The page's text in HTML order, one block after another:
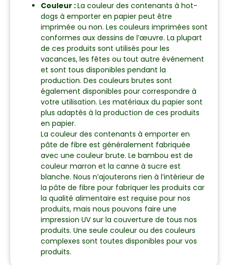
Couleur :La couleur des contenants à hot-
dogs à emporter en papier peut être
imprimée ou non. Les couleurs imprimées sont
conformes aux dessins de l’œuvre. La plupart
de ces produits sont utilisés pour les
vacances, les fêtes ou tout autre événement
et sont tous disponibles pendant la
production. Des couleurs brutes sont
également disponibles pour correspondre à
votre utilisation. Les matériaux du papier sont
plus adaptés à la production de ces produits
en papier.
La couleur des contenants à emporter en
pâte de fibre est généralement fabriquée
avec une couleur brute. Le bambou est de
couleur marron et la canne à sucre est
blanche. Nous n’ajouterons rien à l’intérieur de
la pâte de fibre pour fabriquer les produits car
la qualité alimentaire est requise pour nos
produits, mais nous pouvons faire une
impression UV sur la couverture de tous nos
produits. Une seule couleur ou des couleurs
complexes sont toutes disponibles pour vos
produits.